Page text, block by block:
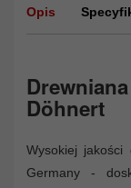
Opis
Döhnert
Wysokiej
Germany -